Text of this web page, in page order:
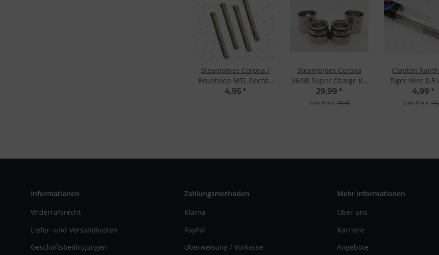
Steampipes Corona /
Brunhilde MTL Dochte
7x7 (4 St.)
4,95 *
Steampipes Corona
V6/V8 Super Charge Kit
DL
29,99 *
Alter Preis: 37,95
Clapton
Tiger Wire
4,99 *
Alter Preis:
Informationen
Widerrufsrecht
Liefer- und Versandkosten
Geschäftsbedingungen
Zahlungsmethoden
Klarna
PayPal
Überweisung / Vorkasse
Mehr Informationen
Über uns
Karriere
Angebote